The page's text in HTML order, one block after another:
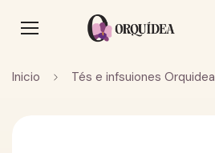
Inicio Tés e infsuiones Orquidea